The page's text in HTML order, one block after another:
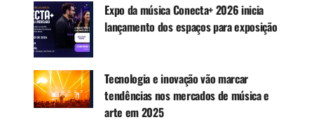
Canal WhatsApp
Google News
Expo da música Conecta+ 2026 inicia
lançamento dos espaços para exposição
Tecnologia e inovação vão marcar
tendências nos mercados de música e
arte em 2025